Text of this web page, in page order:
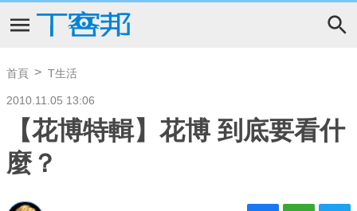
首頁 T生活
2010.11.05 13:06
【花博特輯】花博 到底要看什
麼？